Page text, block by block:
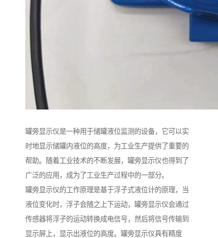
罐旁显示仪是一种用于储罐液位监测的设备，它可以实
时地显示储罐内液位的高度，为工业生产提供了重要的
帮助。随着工业技术的不断发展，罐旁显示仪也得到了
广泛的应用，成为了工业生产过程中的一部分。
罐旁显示仪的工作原理是基于浮子式液位计的原理，当
液位变化时，浮子会随之上下运动，罐旁显示仪会通过
传感器将浮子的运动转换成电信号，然后将信号传输到
显示屏上，显示出液位的高度。罐旁显示仪具有精度